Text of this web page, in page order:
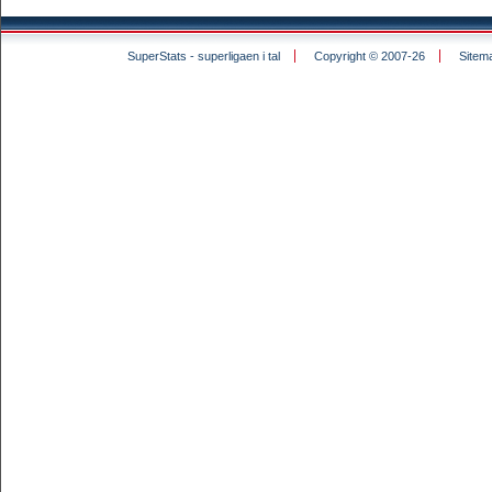
SuperStats - superligaen i tal Copyright © 2007-26